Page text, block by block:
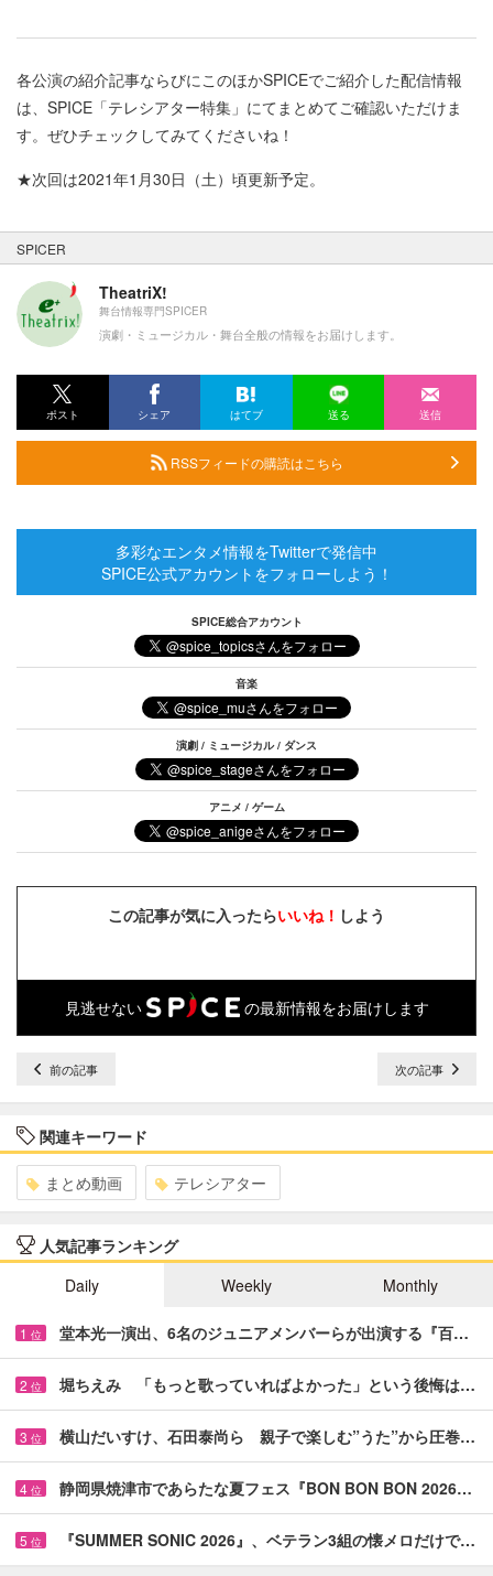
各公演の紹介記事ならびにこのほかSPICEでご紹介した配信情報
は、SPICE「テレシアター特集」にてまとめてご確認いただけま
す。ぜひチェックしてみてくださいね！
★次回は2021年1月30日（土）頃更新予定。
SPICER
TheatriX!
舞台情報専門SPICER
演劇・ミュージカル・舞台全般の情報をお届けします。
ポスト シェア はてブ 送る 送信
RSSフィードの購読はこちら
多彩なエンタメ情報をTwitterで発信中
SPICE公式アカウントをフォローしよう！
SPICE総合アカウント
音楽
演劇 / ミュージカル / ダンス
アニメ / ゲーム
この記事が気に入ったらいいね！ しよう
見逃せない の最新情報をお届けします
前の記事 次の記事
関連キーワード
まとめ動画 テレシアター
人気記事ランキング
Daily
Weekly Monthly
1 位 堂本光一演出、6名のジュニアメンバーらが出演する『百…
2 位 堀ちえみ 「もっと歌っていればよかった」という後悔は…
3 位 横山だいすけ、石田泰尚ら 親子で楽しむ”うた”から圧巻…
4 位 静岡県焼津市であらたな夏フェス『BON BON BON 2026…
5 位 『SUMMER SONIC 2026』、ベテラン3組の懐メロだけで…